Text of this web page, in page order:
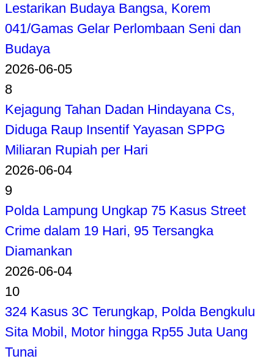
Lestarikan Budaya Bangsa, Korem
041/Gamas Gelar Perlombaan Seni dan
Budaya
2026-06-05
8
Kejagung Tahan Dadan Hindayana Cs,
Diduga Raup Insentif Yayasan SPPG
Miliaran Rupiah per Hari
2026-06-04
9
Polda Lampung Ungkap 75 Kasus Street
Crime dalam 19 Hari, 95 Tersangka
Diamankan
2026-06-04
10
324 Kasus 3C Terungkap, Polda Bengkulu
Sita Mobil, Motor hingga Rp55 Juta Uang
Tunai